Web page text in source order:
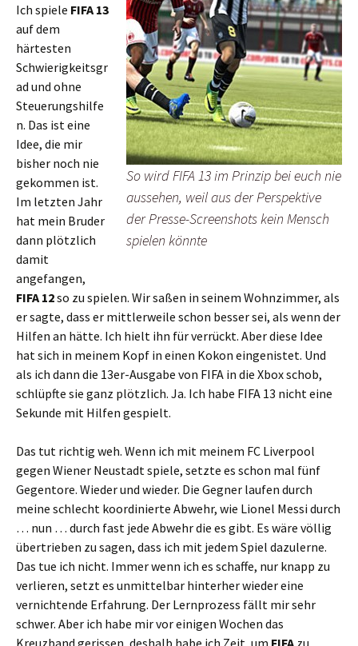
So wird FIFA 13 im Prinzip bei euch nie
aussehen, weil aus der Perspektive
der Presse-Screenshots kein Mensch
spielen könnte
Ich spiele FIFA 13
auf dem
härtesten
Schwierigkeitsgr
ad und ohne
Steuerungshilfe
n. Das ist eine
Idee, die mir
bisher noch nie
gekommen ist.
Im letzten Jahr
hat mein Bruder
dann plötzlich
damit
angefangen,
FIFA 12so zu spielen. Wir saßen in seinem Wohnzimmer, als
er sagte, dass er mittlerweile schon besser sei, als wenn der
Hilfen an hätte. Ich hielt ihn für verrückt. Aber diese Idee
hat sich in meinem Kopf in einen Kokon eingenistet. Und
als ich dann die 13er-Ausgabe von FIFA in die Xbox schob,
schlüpfte sie ganz plötzlich. Ja. Ich habe FIFA 13 nicht eine
Sekunde mit Hilfen gespielt.
Das tut richtig weh. Wenn ich mit meinem FC Liverpool
gegen Wiener Neustadt spiele, setzte es schon mal fünf
Gegentore. Wieder und wieder. Die Gegner laufen durch
meine schlecht koordinierte Abwehr, wie Lionel Messi durch
… nun … durch fast jede Abwehr die es gibt. Es wäre völlig
übertrieben zu sagen, dass ich mit jedem Spiel dazulerne.
Das tue ich nicht. Immer wenn ich es schaffe, nur knapp zu
verlieren, setzt es unmittelbar hinterher wieder eine
vernichtende Erfahrung. Der Lernprozess fällt mir sehr
schwer. Aber ich habe mir vor einigen Wochen das
Kreuzband gerissen, deshalb habe ich Zeit, um FIFA zu